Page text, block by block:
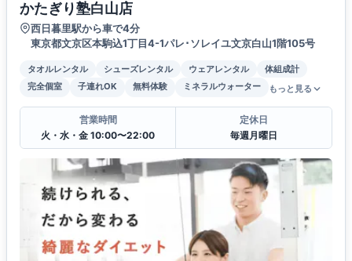
かたぎり塾白山店
西日暮里駅から車で4分
東京都文京区本駒込1丁目4-1パレ･ソレイユ文京白山1階105号
タオルレンタル シューズレンタル ウェアレンタル
体組成計
完全個室
子連れOK 無料体験 ミネラルウォーター もっと見る
営業時間
火・水・金 10:00〜22:00
定休日
毎週月曜日